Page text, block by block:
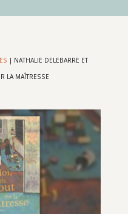
| NATHALIE DELEBARRE ET
LA MAÎTRESSE